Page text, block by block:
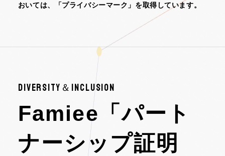
おいては、「プライバシーマーク」を取得しています。
DIVERSITY＆INCLUSION
Famiee「パート
ナーシップ証明